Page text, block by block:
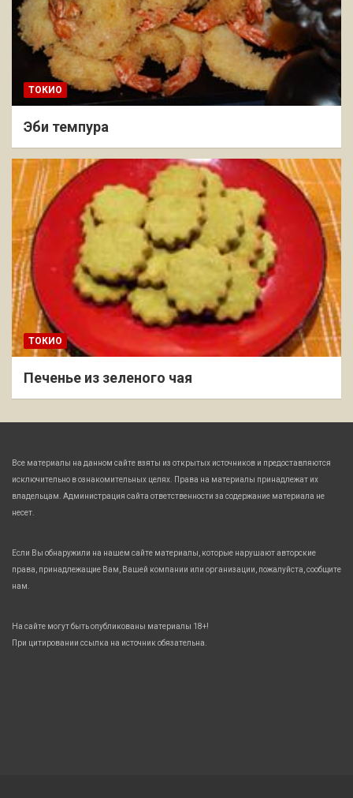
ТОКИО
Эби темпура
ТОКИО
Печенье из зеленого чая
Все материалы на данном сайте взяты из открытых источников и предоставляются
исключительно в ознакомительных целях. Права на материалы принадлежат их
владельцам. Администрация сайта ответственности за содержание материала не
несет.
Если Вы обнаружили на нашем сайте материалы, которые нарушают авторские
права, принадлежащие Вам, Вашей компании или организации, пожалуйста, сообщите
нам.
На сайте могут быть опубликованы материалы 18+!
При цитировании ссылка на источник обязательна.